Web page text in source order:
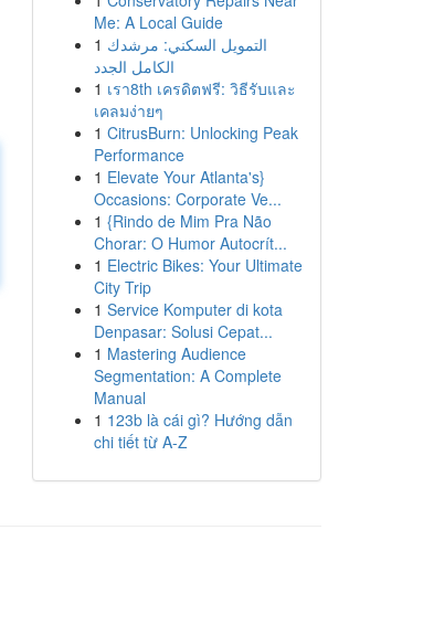
Me: A Local Guide
1 التمويل السكني: مرشدك
الكامل الجدد
1 เรา8th เครดิตฟรี: วิธีรับและ
เคลมง่ายๆ
1 CitrusBurn: Unlocking Peak
Performance
1 Elevate Your Atlanta's}
Occasions: Corporate Ve...
1 {Rindo de Mim Pra Não
Chorar: O Humor Autocrít...
1 Electric Bikes: Your Ultimate
City Trip
1 Service Komputer di kota
Denpasar: Solusi Cepat...
1 Mastering Audience
Segmentation: A Complete
Manual
1 123b là cái gì? Hướng dẫn
chi tiết từ A-Z